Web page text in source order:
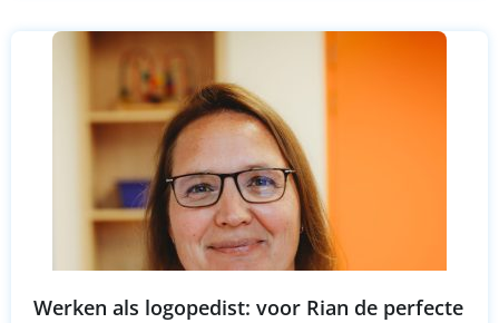
Werken als logopedist: voor Rian de perfecte